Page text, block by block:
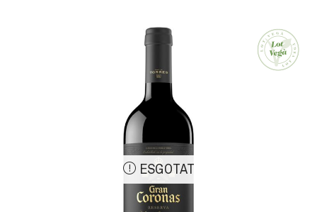
ESGOTAT